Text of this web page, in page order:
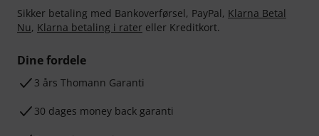
Sikker betaling med Bankoverførsel, PayPal, Klarna Betal
Nu, Klarna betaling i rater eller Kreditkort.
Dine fordele
3 års Thomann Garanti
30 dages money back garanti